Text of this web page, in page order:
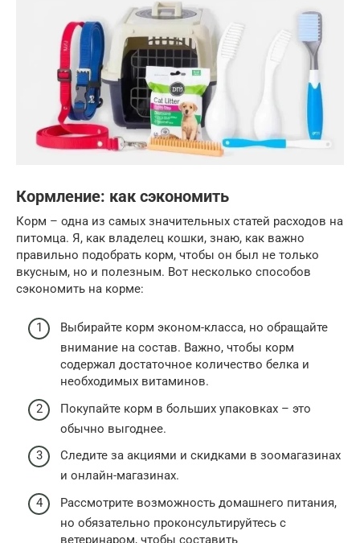
Кормление: как сэкономить
Корм – одна из самых значительных статей расходов на
питомца. Я, как владелец кошки, знаю, как важно
правильно подобрать корм, чтобы он был не только
вкусным, но и полезным. Вот несколько способов
сэкономить на корме:
Выбирайте корм эконом-класса, но обращайте
внимание на состав. Важно, чтобы корм
содержал достаточное количество белка и
необходимых витаминов.
Покупайте корм в больших упаковках – это
обычно выгоднее.
Следите за акциями и скидками в зоомагазинах
и онлайн-магазинах.
Рассмотрите возможность домашнего питания,
но обязательно проконсультируйтесь с
ветеринаром, чтобы составить